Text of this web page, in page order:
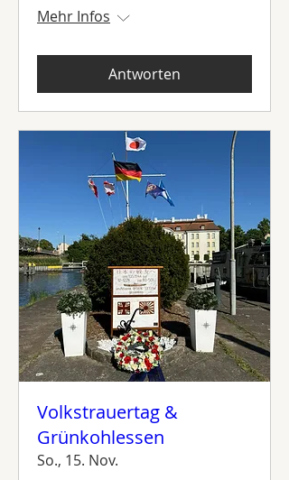
Mehr Infos
Antworten
Volkstrauertag &
Grünkohlessen
So., 15. Nov.